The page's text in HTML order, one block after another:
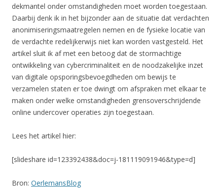
dekmantel onder omstandigheden moet worden toegestaan.
Daarbij denk ik in het bijzonder aan de situatie dat verdachten
anonimiseringsmaatregelen nemen en de fysieke locatie van
de verdachte redelijkerwijs niet kan worden vastgesteld. Het
artikel sluit ik af met een betoog dat de stormachtige
ontwikkeling van cybercriminaliteit en de noodzakelijke inzet
van digitale opsporingsbevoegdheden om bewijs te
verzamelen staten er toe dwingt om afspraken met elkaar te
maken onder welke omstandigheden grensoverschrijdende
online undercover operaties zijn toegestaan.
Lees het artikel hier:
[slideshare id=123392438&doc=j-181119091946&type=d]
Bron: OerlemansBlog